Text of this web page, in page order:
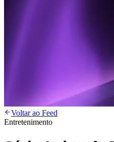
Voltar ao Feed
Entretenimento